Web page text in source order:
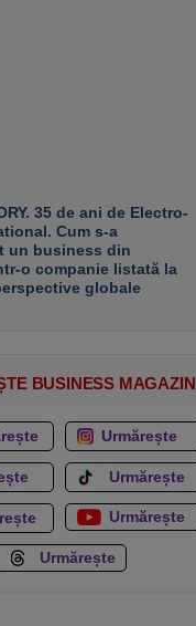
35 de ani de Electro-
Cum s-a
un business din
o companie listată la
globale
BUSINESS MAGAZIN
Urmărește
Urmărește
Urmărește
Urmărește